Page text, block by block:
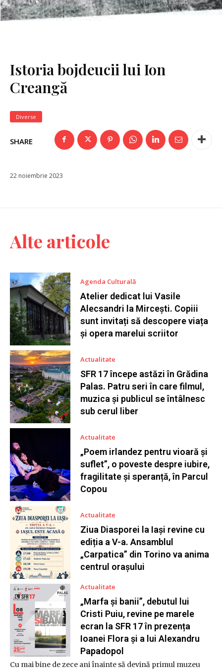
Istoria bojdeucii lui Ion
Creangă
Diverse
SHARE
22 noiembrie 2023
Cu mai bine de zece ani înainte să devină primul muzeu
Alte articole
Agenda Culturală
Atelier dedicat lui Vasile
Alecsandri la Mircești. Copiii
sunt invitați să descopere viața
și opera marelui scriitor
Actualitate
SFR 17 începe astăzi în Grădina
Palas. Patru seri în care filmul,
muzica și publicul se întâlnesc
sub cerul liber
Actualitate
„Poem irlandez pentru vioară și
suflet”, o poveste despre iubire,
fragilitate și speranță, în Parcul
Copou
Actualitate
Ziua Diasporei la Iași revine cu
ediția a V-a. Ansamblul
„Carpatica” din Torino va anima
centrul orașului
Actualitate
„Marfa și banii”, debutul lui
Cristi Puiu, revine pe marele
ecran la SFR 17 în prezența
Ioanei Flora și a lui Alexandru
Papadopol